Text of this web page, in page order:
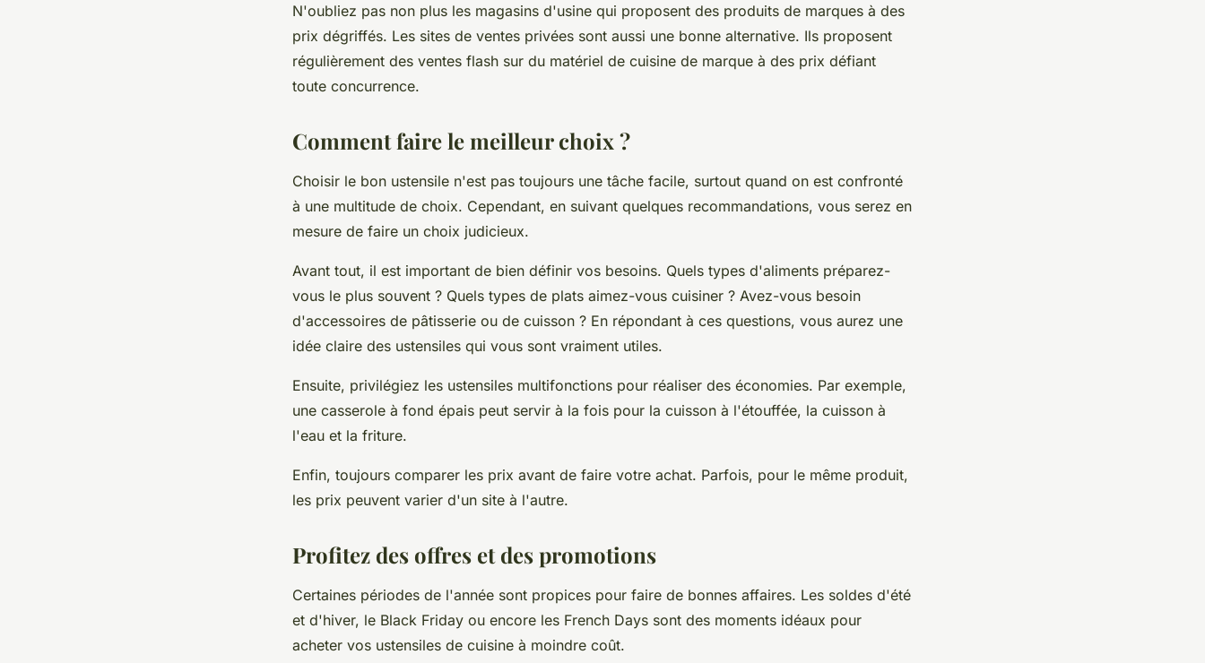
N'oubliez pas non plus les magasins d'usine qui proposent des produits de marques à des
prix dégriffés. Les sites de ventes privées sont aussi une bonne alternative. Ils proposent
régulièrement des ventes flash sur du matériel de cuisine de marque à des prix défiant
toute concurrence.
Comment faire le meilleur choix ?
Choisir le bon ustensile n'est pas toujours une tâche facile, surtout quand on est confronté
à une multitude de choix. Cependant, en suivant quelques recommandations, vous serez en
mesure de faire un choix judicieux.
Avant tout, il est important de bien définir vos besoins. Quels types d'aliments préparez-
vous le plus souvent ? Quels types de plats aimez-vous cuisiner ? Avez-vous besoin
d'accessoires de pâtisserie ou de cuisson ? En répondant à ces questions, vous aurez une
idée claire des ustensiles qui vous sont vraiment utiles.
Ensuite, privilégiez les ustensiles multifonctions pour réaliser des économies. Par exemple,
une casserole à fond épais peut servir à la fois pour la cuisson à l'étouffée, la cuisson à
l'eau et la friture.
Enfin, toujours comparer les prix avant de faire votre achat. Parfois, pour le même produit,
les prix peuvent varier d'un site à l'autre.
Profitez des offres et des promotions
Certaines périodes de l'année sont propices pour faire de bonnes affaires. Les soldes d'été
et d'hiver, le Black Friday ou encore les French Days sont des moments idéaux pour
acheter vos ustensiles de cuisine à moindre coût.